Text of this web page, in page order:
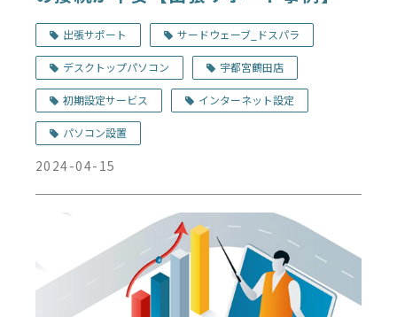
出張サポート サードウェーブ_ドスパラ
デスクトップパソコン 宇都宮鶴田店
初期設定サービス インターネット設定
パソコン設置
2024-04-15